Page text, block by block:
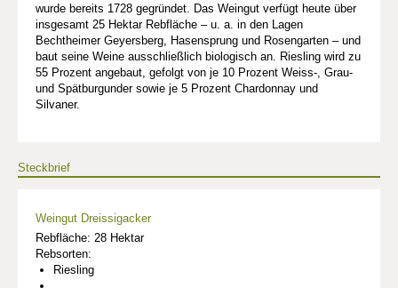
wurde bereits 1728 gegründet. Das Weingut verfügt heute über
insgesamt 25 Hektar Rebfläche – u. a. in den Lagen
Bechtheimer Geyersberg, Hasensprung und Rosengarten – und
baut seine Weine ausschließlich biologisch an. Riesling wird zu
55 Prozent angebaut, gefolgt von je 10 Prozent Weiss-, Grau-
und Spätburgunder sowie je 5 Prozent Chardonnay und
Silvaner.
Steckbrief
Weingut Dreissigacker
Rebfläche: 28 Hektar
Rebsorten:
Riesling